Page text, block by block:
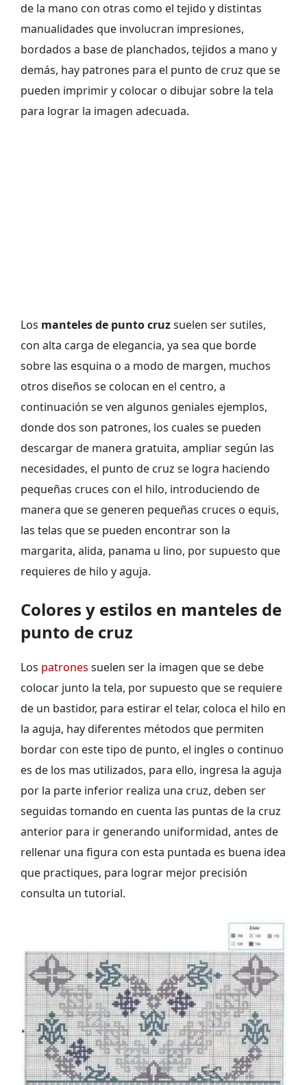
de la mano con otras como el tejido y distintas
manualidades que involucran impresiones,
bordados a base de planchados, tejidos a mano y
demás, hay patrones para el punto de cruz que se
pueden imprimir y colocar o dibujar sobre la tela
para lograr la imagen adecuada.
Los manteles de punto cruzsuelen ser sutiles,
con alta carga de elegancia, ya sea que borde
sobre las esquina o a modo de margen, muchos
otros diseños se colocan en el centro, a
continuación se ven algunos geniales ejemplos,
donde dos son patrones, los cuales se pueden
descargar de manera gratuita, ampliar según las
necesidades, el punto de cruz se logra haciendo
pequeñas cruces con el hilo, introduciendo de
manera que se generen pequeñas cruces o equis,
las telas que se pueden encontrar son la
margarita, alida, panama u lino, por supuesto que
requieres de hilo y aguja.
Colores y estilos en manteles de
punto de cruz
Los patrones suelen ser la imagen que se debe
colocar junto la tela, por supuesto que se requiere
de un bastidor, para estirar el telar, coloca el hilo en
la aguja, hay diferentes métodos que permiten
bordar con este tipo de punto, el ingles o continuo
es de los mas utilizados, para ello, ingresa la aguja
por la parte inferior realiza una cruz, deben ser
seguidas tomando en cuenta las puntas de la cruz
anterior para ir generando uniformidad, antes de
rellenar una figura con esta puntada es buena idea
que practiques, para lograr mejor precisión
consulta un tutorial.